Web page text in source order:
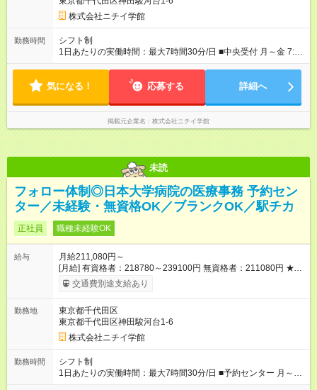
株式会社ニチイ学館
勤務時間
シフト制
1日あたりの実働時間：最大7時間30分/日 ■中央受付 月～金 7:40
～16:10（休憩60分） 8:20～16:50（休憩60分） 8:40～
13:50（休憩なし） 8:40～14:10（休憩なし） ※上記時間帯や曜
気になる！ 応募する 詳細へ
掲載元企業名 株式会社ニチイ学館
未読
フォロー体制◎日本大学病院の医療事務 予約セン
ター／未経験・無資格OK／ブランクOK／駅チカ
正社員 職種未経験OK
給与
月給211,080円～
[月給] 有資格者：218780～239100円 無資格者：211080円 ★賞
与あり 年2回（業績による 初年度1回） ★キャリアアップ制度
あり 進級により給与がアップします！ 【試用期間】試用期間あ
す。
交通費別途支給あり
勤務地
東京都千代田区
東京都千代田区神田駿河台1-6
株式会社ニチイ学館
勤務時間
シフト制
1日あたりの実働時間：最大7時間30分/日 ■予約センター 月～金
8:30～17:00（休憩60分） 8:40～17:10（休憩60分） 土 8:30～